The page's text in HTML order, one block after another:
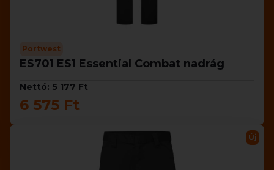
Portwest
ES701 ES1 Essential Combat nadrág
Nettó: 5 177 Ft
6 575 Ft
Új